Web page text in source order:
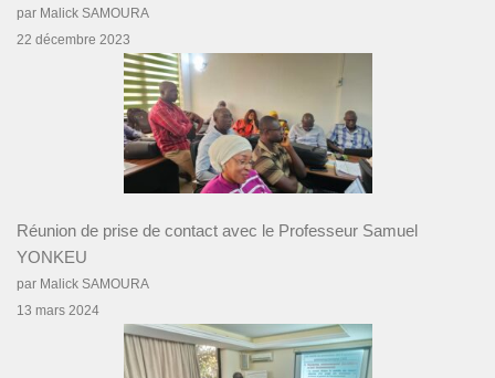
par Malick SAMOURA
22 décembre 2023
Réunion de prise de contact avec le Professeur Samuel
YONKEU
par Malick SAMOURA
13 mars 2024